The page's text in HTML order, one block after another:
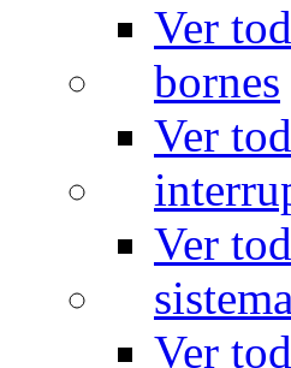
Ver
bornes
Ver
Ver
Ver